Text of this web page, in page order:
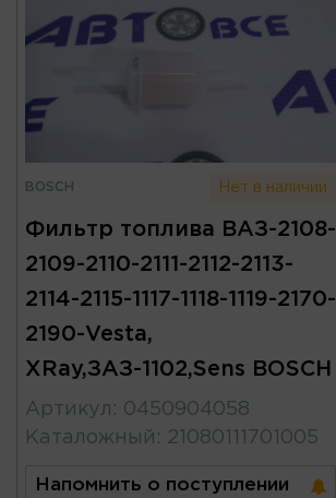
BOSCH Нет в наличии
Фильтр топлива ВАЗ-2108-
2109-2110-2111-2112-2113-
2114-2115-1117-1118-1119-2170-
2190-Vesta,
XRay,ЗАЗ-1102,Sens BOSCH
Артикул : 0450904058
Каталожный : 21080111701005
Напомнить о поступлении